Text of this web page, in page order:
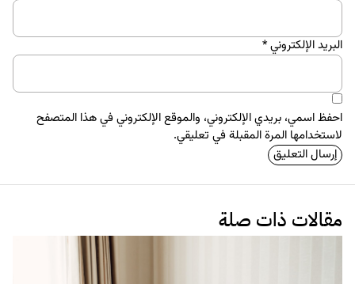
البريد الإلكتروني*
احفظ اسمي، بريدي الإلكتروني، والموقع الإلكتروني في هذا المتصفح
لاستخدامها المرة المقبلة في تعليقي.
مقالات ذات صلة